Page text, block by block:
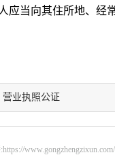
应当向其住所地、经
营业执照公证